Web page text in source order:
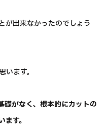
が出来なかったのでしょう
ます。
礎がなく、根本的にカットの
す。